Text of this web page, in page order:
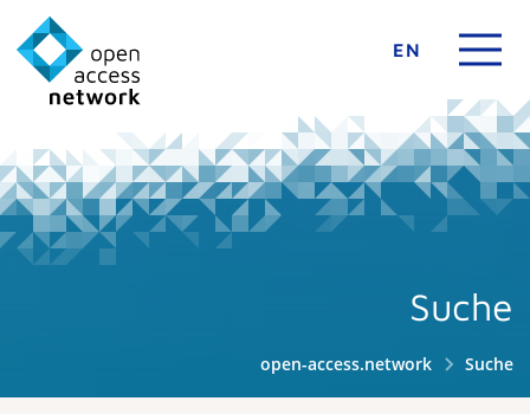
EN
Suche
open-access.network Suche